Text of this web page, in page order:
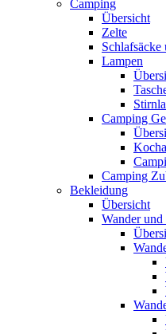
Camping
Übersicht
Zelte
Schlafsäcke
Lampen
Camping
Camping
Bekleidung
Übersicht
Wander